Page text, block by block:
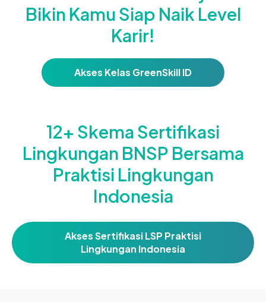
Bikin Kamu Siap Naik Level
Karir!
Akses Kelas GreenSkill ID
12+ Skema Sertifikasi
Lingkungan BNSP Bersama
Praktisi Lingkungan
Indonesia
Akses Sertifikasi LSP Praktisi
Lingkungan Indonesia